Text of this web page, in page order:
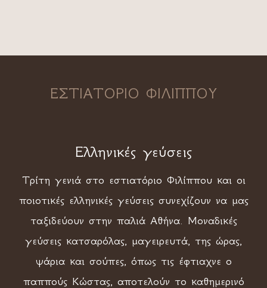
ΕΣΤΙΑΤΟΡΙΟ ΦΙΛΙΠΠΟΥ
Ελληνικές γεύσεις
Τρίτη γενιά στο εστιατόριο Φιλίππου και οι
ποιοτικές ελληνικές γεύσεις συνεχίζουν να μας
ταξιδεύουν στην παλιά Αθήνα. Μοναδικές
γεύσεις κατσαρόλας, μαγειρευτά, της ώρας,
ψάρια και σούπες, όπως τις έφτιαχνε ο
παππούς Κώστας, αποτελούν το καθημερινό